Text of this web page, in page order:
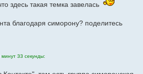
здесь такая темка завелась
благодаря симорону? поделитесь
33 секунды: